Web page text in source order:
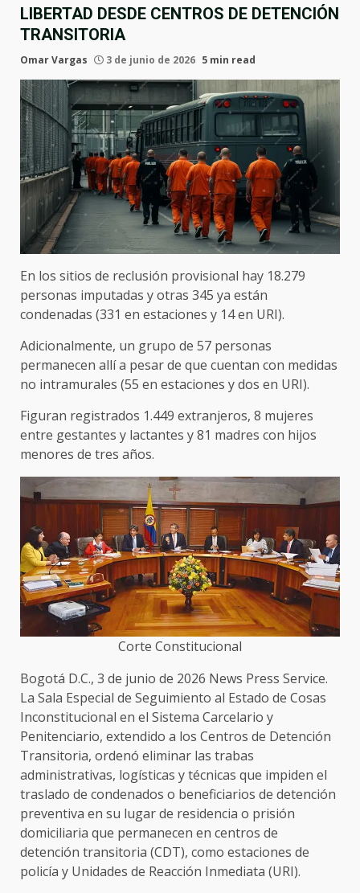
LIBERTAD DESDE CENTROS DE DETENCIÓN
TRANSITORIA
Omar Vargas 3 de junio de 2026 5 min read
En los sitios de reclusión provisional hay 18.279
personas imputadas y otras 345 ya están
condenadas (331 en estaciones y 14 en URI).
Adicionalmente, un grupo de 57 personas
permanecen allí a pesar de que cuentan con medidas
no intramurales (55 en estaciones y dos en URI).
Figuran registrados 1.449 extranjeros, 8 mujeres
entre gestantes y lactantes y 81 madres con hijos
menores de tres años.
Corte Constitucional
Bogotá D.C., 3 de junio de 2026 News Press Service.
La Sala Especial de Seguimiento al Estado de Cosas
Inconstitucional en el Sistema Carcelario y
Penitenciario, extendido a los Centros de Detención
Transitoria, ordenó eliminar las trabas
administrativas, logísticas y técnicas que impiden el
traslado de condenados o beneficiarios de detención
preventiva en su lugar de residencia o prisión
domiciliaria que permanecen en centros de
detención transitoria (CDT), como estaciones de
policía y Unidades de Reacción Inmediata (URI).